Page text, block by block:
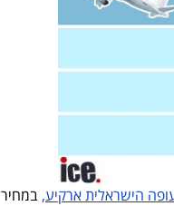
הישראלית ארקיע, במחיר